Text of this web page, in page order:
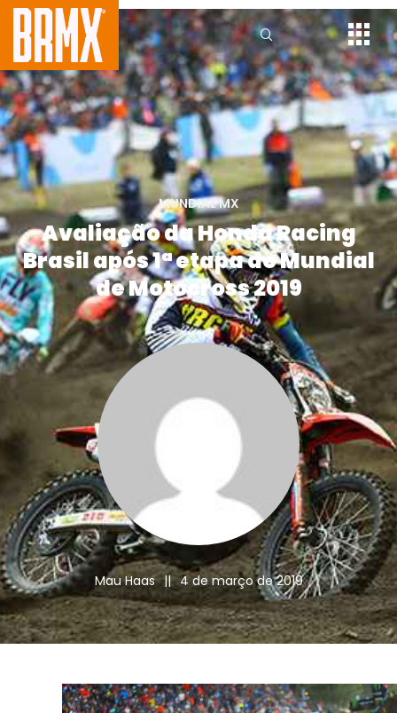
MUNDIAL MX
Avaliação da Honda Racing
Brasil após 1ª etapa do Mundial
de Motocross 2019
Mau Haas || 4 de março de 2019